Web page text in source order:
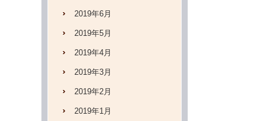
2019年6月
2019年5月
2019年4月
2019年3月
2019年2月
2019年1月